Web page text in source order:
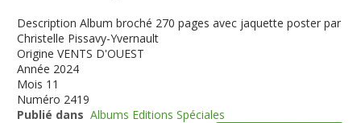
Description Album broché 270 pages avec jaquette poster par
Christelle Pissavy-Yvernault
Origine VENTS D'OUEST
Année 2024
Mois 11
Numéro 2419
Publié dans Albums Editions Spéciales